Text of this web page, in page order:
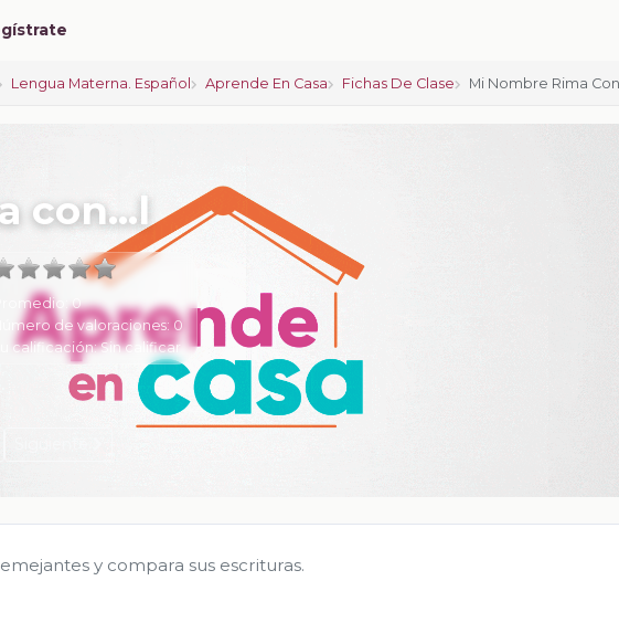
Lengua Materna. Español Aprende En Casa Fichas De Clase Mi Nombre Rima
con…l
Promedio:0
Número de valoraciones: 0
Tu calificación:Sin calificar
y compara sus escrituras.